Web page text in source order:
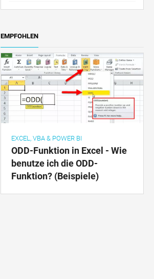
EMPFOHLEN
EXCEL, VBA & POWER BI
ODD-Funktion in Excel - Wie
benutze ich die ODD-
Funktion? (Beispiele)